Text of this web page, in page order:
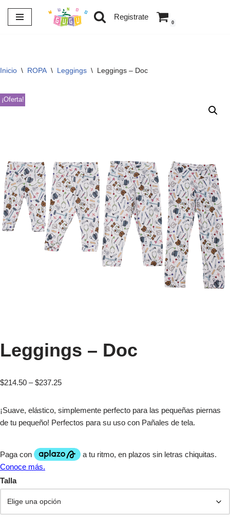
Saltar
Registrate
0
Inicio \ ROPA \ Leggings \ Leggings – Doc
¡Oferta!
Leggings – Doc
$214.50 – $237.25
¡Suave, elástico, simplemente perfecto para las pequeñas piernas
de tu pequeño! Perfectos para su uso con Pañales de tela.
Talla